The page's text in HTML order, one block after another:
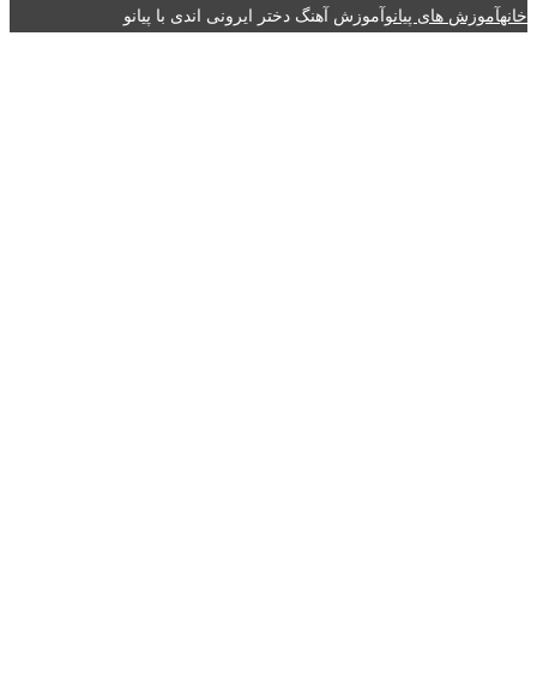
خانهآموزش های پیانوآموزش آهنگ دختر ایرونی اندی با پیانو